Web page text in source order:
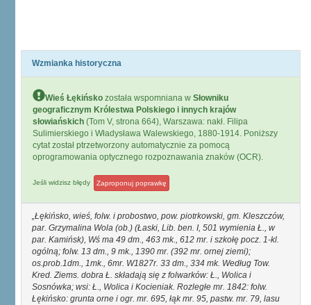
Wzmianka historyczna
Wieś Łękińsko została wspomniana w Słowniku
geograficznym Królestwa Polskiego i innych krajów
słowiańskich (Tom V, strona 664), Warszawa: nakł. Filipa
Sulimierskiego i Władysława Walewskiego, 1880-1914. Poniższy
cytat został ptrzetworzony automatycznie za pomocą
oprogramowania optycznego rozpoznawania znaków (OCR).
Jeśli widzisz błędy Zaproponuj poprawkę
Łękińsko, wieś, folw. i probostwo, pow. piotrkowski, gm. Kleszczów,
par. Grzymalina Wola (ob.) (Łaski, Lib. ben. I, 501 wymienia Ł., w
par. Kamińsk), Wś ma 49 dm., 463 mk., 612 mr. i szkołę pocz. 1-kl.
ogólną; folw. 13 dm., 9 mk., 1390 mr. (392 mr. ornej ziemi);
os.prob.1dm., 1mk., 6mr. W1827r. 33 dm., 334 mk. Według Tow.
Kred. Ziems. dobra Ł. składają się z folwarków: Ł., Wolica i
Sosnówka; wsi: Ł., Wolica i Kocieniak. Rozległe mr. 1842: folw.
Łękińsko: grunta orne i ogr. mr. 695, łąk mr. 95, pastw. mr. 79, lasu